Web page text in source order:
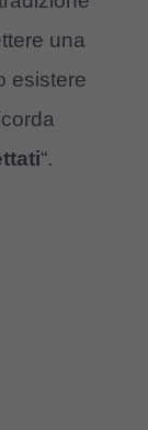
una
esistere
“.